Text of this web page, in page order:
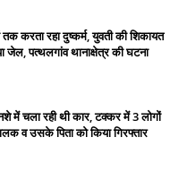
करता रहा दुष्कर्म, युवती की शिकायत
जेल, पत्थलगांव थानाक्षेत्र की घटना
में चला रही थी कार, टक्कर में 3 लोगों
व उसके पिता को किया गिरफ्तार